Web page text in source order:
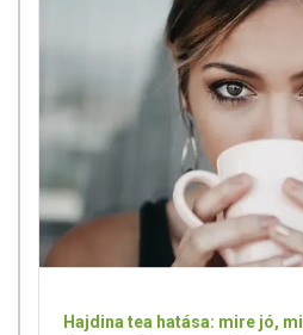
Hajdina tea hatása: mire jó,